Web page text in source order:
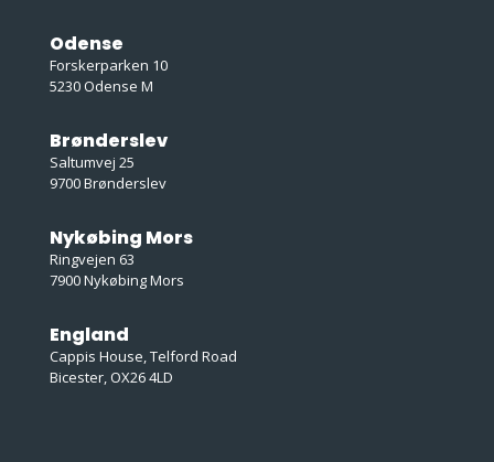
Odense
Forskerparken 10
5230 Odense M
Brønderslev
Saltumvej 25
9700 Brønderslev
Nykøbing Mors
Ringvejen 63
7900 Nykøbing Mors
England
Cappis House, Telford Road
Bicester, OX26 4LD